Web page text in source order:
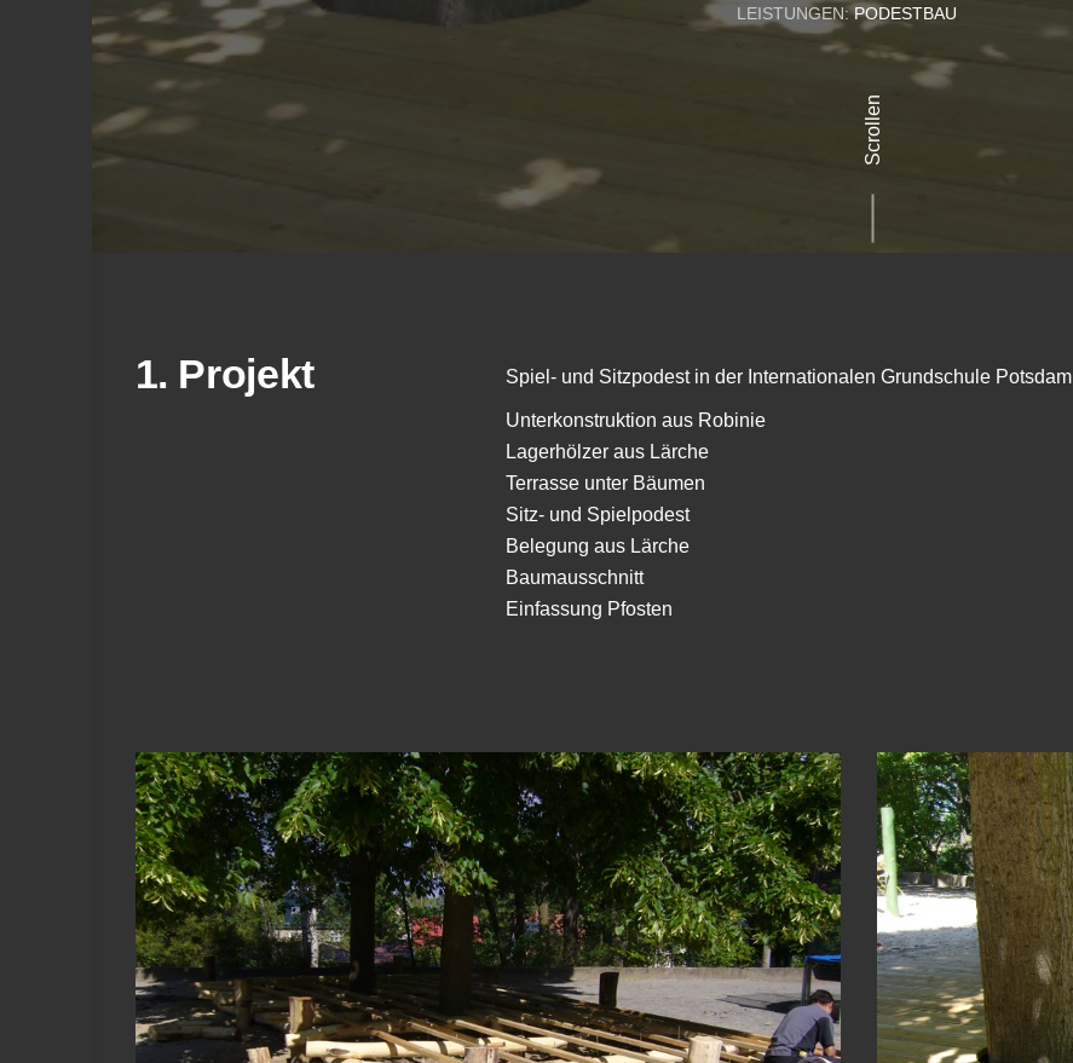
LEISTUNGEN:PODESTBAU
Scrollen
1. Projekt Spiel- und Sitzpodest in der Internationalen Grundschule Potsdam
Unterkonstruktion aus Robinie
Lagerhölzer aus Lärche
Terrasse unter Bäumen
Sitz- und Spielpodest
Belegung aus Lärche
Baumausschnitt
Einfassung Pfosten
View Fullscreen